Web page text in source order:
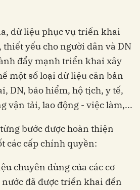
dữ liệu phục vụ triển khai
thiết yếu cho người dân và DN
đẩy mạnh triển khai xây
một số loại dữ liệu căn bản
DN, bảo hiểm, hộ tịch, y tế,
vận tải, lao động - việc làm,...
bước được hoàn thiện
các cấp chính quyền:
chuyên dùng của các cơ
đã được triển khai đến